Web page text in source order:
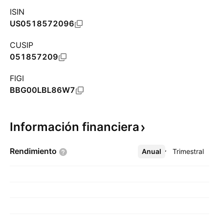
ISIN
US0518572096
CUSIP
051857209
FIGI
BBG00LBL86W7
Información financiera
Rendimiento Anual Trimestral
Más